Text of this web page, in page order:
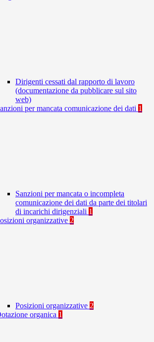
Dirigenti cessati dal rapporto di lavoro
(documentazione da pubblicare sul sito
web)
per mancata comunicazione dei dati 1
Sanzioni per mancata o incompleta
comunicazione dei dati da parte dei titolari
di incarichi dirigenziali 1
organizzative 2
Posizioni organizzative 2
organica 1